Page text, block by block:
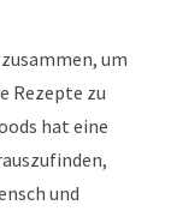
um
Rezepte zu
hat eine
und